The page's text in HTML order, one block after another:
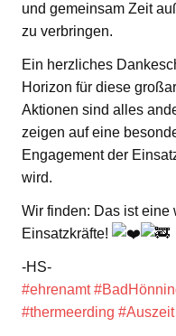
und gemeinsam Zeit
zu verbringen.
Ein herzliches
Horizon für diese
Aktionen sind alles
zeigen auf eine
Engagement der
wird.
Wir finden: Das ist eine
Einsatzkräfte!
-HS-
#ehrenamt
#thermeerding #Auszeit